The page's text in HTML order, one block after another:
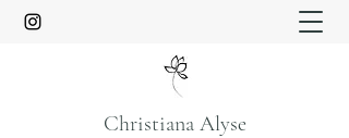
Christiana Alyse